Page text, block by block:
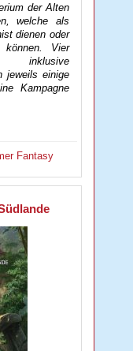
der Alten
welche als
dienen oder
können. Vier
inklusive
jeweils einige
Kampagne
Fantasy